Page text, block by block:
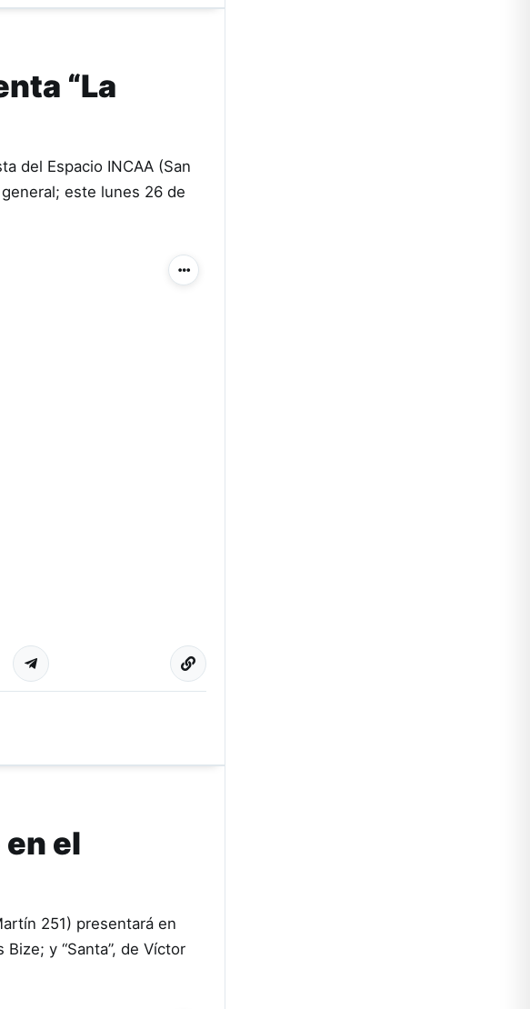
“La
del Espacio INCAA (San
este lunes 26 de
Más acciones
el
251) presentará en
y “Santa”, de Víctor